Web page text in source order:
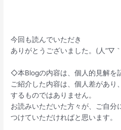
今回も読んでいただき
ありがとうございました。(人”▽
◇本Blogの内容は、個人的見解を
ご紹介した内容は、個人差があり
するものではありません。
お読みいただいた方々が、ご自分
つけていただければと思います。